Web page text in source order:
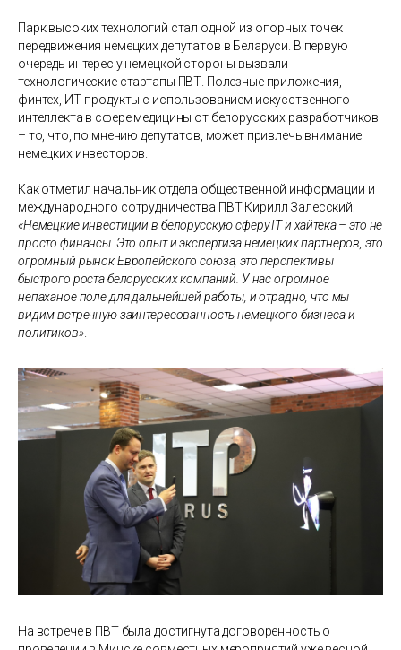
Парк высоких технологий стал одной из опорных точек
передвижения немецких депутатов в Беларуси. В первую
очередь интерес у немецкой стороны вызвали
технологические стартапы ПВТ. Полезные приложения,
финтех, ИТ-продукты с использованием искусственного
интеллекта в сфере медицины от белорусских разработчиков
– то, что, по мнению депутатов, может привлечь внимание
немецких инвесторов.
Как отметил начальник отдела общественной информации и
международного сотрудничества ПВТ Кирилл Залесский:
«Немецкие инвестиции в белорусскую сферу IT и хайтека – это не
просто финансы. Это опыт и экспертиза немецких партнеров, это
огромный рынок Европейского союза, это перспективы
быстрого роста белорусских компаний. У нас огромное
непаханое поле для дальнейшей работы, и отрадно, что мы
видим встречную заинтересованность немецкого бизнеса и
политиков».
На встрече в ПВТ была достигнута договоренность о